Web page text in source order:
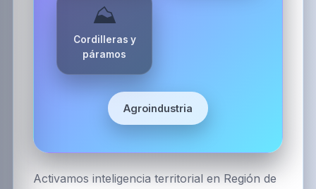
⛰️
Cordilleras y
páramos
Agroindustria
Activamos inteligencia territorial en Región de